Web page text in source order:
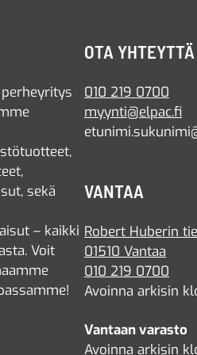
sekä
– kaikki
Voit
OTA YHTEYTTÄ
010 219 0700
myynti@elpac.fi
VANTAA
Robert Huberin
01510 Vantaa
010 219 0700
Avoinna arkisin
Vantaan varasto
Avoinna arkisin